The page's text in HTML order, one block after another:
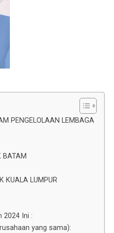
PENGELOLAAN LEMBAGA
BATAM
KUALA LUMPUR
2024 Ini :
yang sama):